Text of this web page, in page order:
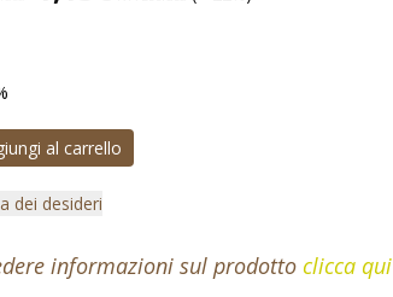
al carrello
dei desideri
informazioni sul prodottoclicca qui